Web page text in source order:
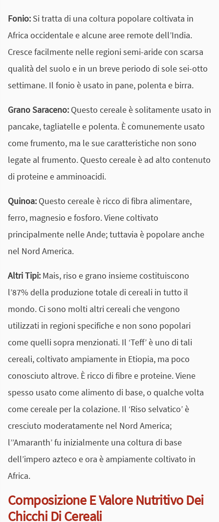
Fonio: Si tratta di una coltura popolare coltivata in
Africa occidentale e alcune aree remote dell’India.
Cresce facilmente nelle regioni semi-aride con scarsa
qualità del suolo e in un breve periodo di sole sei-otto
settimane. Il fonio è usato in pane, polenta e birra.
Grano Saraceno: Questo cereale è solitamente usato in
pancake, tagliatelle e polenta. È comunemente usato
come frumento, ma le sue caratteristiche non sono
legate al frumento. Questo cereale è ad alto contenuto
di proteine e amminoacidi.
Quinoa: Questo cereale è ricco di fibra alimentare,
ferro, magnesio e fosforo. Viene coltivato
principalmente nelle Ande; tuttavia è popolare anche
nel Nord America.
Altri Tipi: Mais, riso e grano insieme costituiscono
l’87% della produzione totale di cereali in tutto il
mondo. Ci sono molti altri cereali che vengono
utilizzati in regioni specifiche e non sono popolari
come quelli sopra menzionati. Il ‘Teff’ è uno di tali
cereali, coltivato ampiamente in Etiopia, ma poco
conosciuto altrove. È ricco di fibre e proteine. Viene
spesso usato come alimento di base, o qualche volta
come cereale per la colazione. Il ‘Riso selvatico’ è
cresciuto moderatamente nel Nord America;
l’’Amaranth’ fu inizialmente una coltura di base
dell’impero azteco e ora è ampiamente coltivato in
Africa.
Composizione E Valore Nutritivo Dei
Chicchi Di Cereali